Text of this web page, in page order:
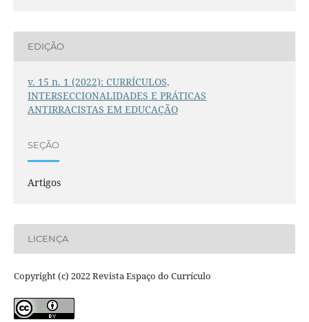
EDIÇÃO
v. 15 n. 1 (2022): CURRÍCULOS,
INTERSECCIONALIDADES E PRÁTICAS
ANTIRRACISTAS EM EDUCAÇÃO
SEÇÃO
Artigos
LICENÇA
Copyright (c) 2022 Revista Espaço do Currículo